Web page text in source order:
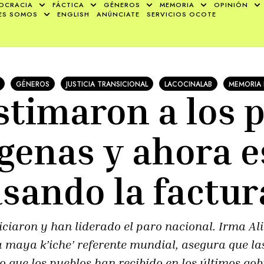
FÁCTICA GÉNEROS MEMORIA
OPINIÓN
SOMOS
ENGLISH ANÚNCIATE SERVICIOS OCOTE
GÉNEROS JUSTICIA TRANSICIONAL LACOCINALAB MEMORIA
a los
y ahora
la
y han liderado el paro nacional. Irma
k’iche’ referente mundial, asegura que